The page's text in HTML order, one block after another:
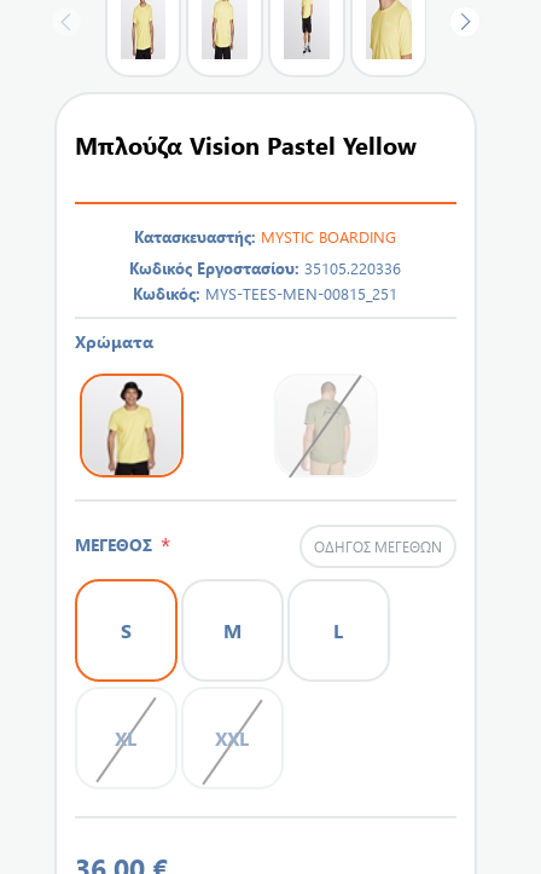
Μπλούζα Vision Pastel Yellow
Κατασκευαστής: MYSTIC BOARDING
Κωδικός Εργοστασίου: 35105.220336
Κωδικός: MYS-TEES-MEN-00815_251
Χρώματα
ΜΕΓΕΘΟΣ * ΟΔΗΓΌΣ ΜΕΓΕΘΏΝ
S M L
XL XXL